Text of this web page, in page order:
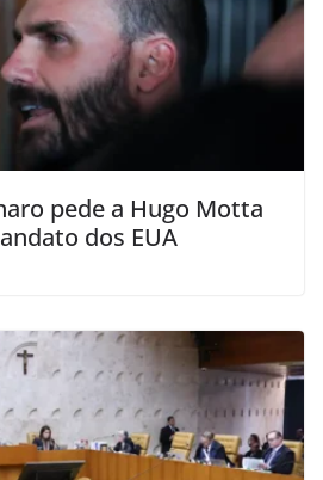
pede a Hugo Motta
dos EUA